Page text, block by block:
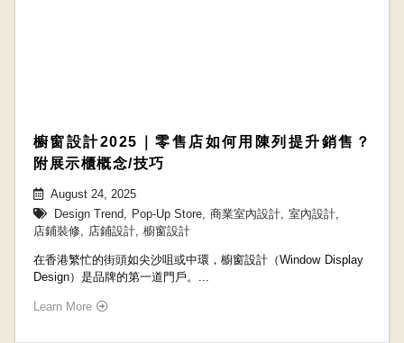
櫥窗設計2025｜零售店如何用陳列提升銷售？
附展示櫃概念/技巧
August 24, 2025
Design Trend, Pop-Up Store, 商業室內設計, 室內設計,
店鋪裝修, 店鋪設計, 櫥窗設計
在香港繁忙的街頭如尖沙咀或中環，櫥窗設計（Window Display
Design）是品牌的第一道門戶。...
Learn More